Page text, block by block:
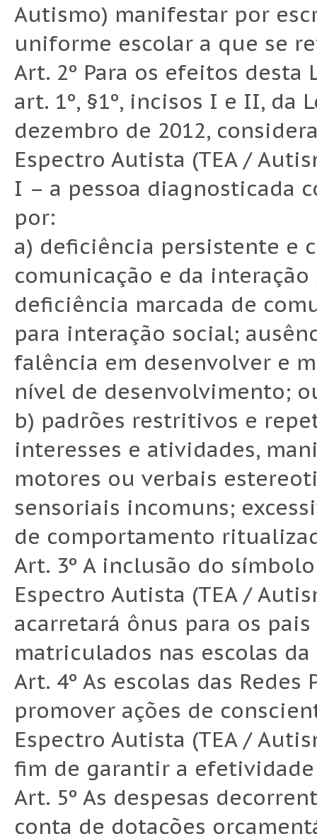
Autismo) manifestar por
uniforme escolar a que se
Art. 2º Para os efeitos
art. 1º, §1º, incisos I e II, da
dezembro de 2012,
Espectro Autista (TEA /
I – a pessoa diagnosticada
por:
a) deficiência persistente e
comunicação e da
deficiência marcada de
para interação social;
falência em desenvolver e
nível de desenvolvimento;
b) padrões restritivos e
interesses e atividades,
motores ou verbais
sensoriais incomuns;
de comportamento
Art. 3º A inclusão do
Espectro Autista (TEA /
acarretará ônus para os
matriculados nas escolas
Art. 4º As escolas das
promover ações de
Espectro Autista (TEA /
fim de garantir a
Art. 5º As despesas
conta de dotações